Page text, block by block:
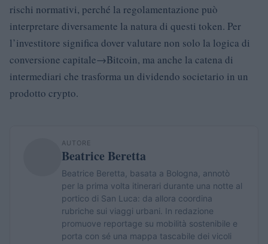
rischi normativi, perché la regolamentazione può
interpretare diversamente la natura di questi token. Per
l’investitore significa dover valutare non solo la logica di
conversione capitale→Bitcoin, ma anche la catena di
intermediari che trasforma un dividendo societario in un
prodotto crypto.
AUTORE
Beatrice Beretta
Beatrice Beretta, basata a Bologna, annotò
per la prima volta itinerari durante una notte al
portico di San Luca: da allora coordina
rubriche sui viaggi urbani. In redazione
promuove reportage su mobilità sostenibile e
porta con sé una mappa tascabile dei vicoli